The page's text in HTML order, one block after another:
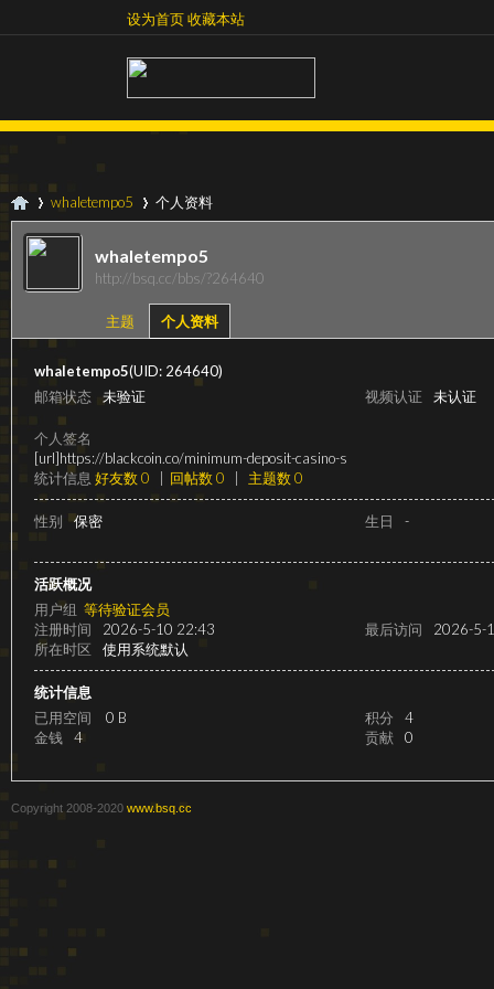
收藏本站设为首页收藏本站
速
›
whaletempo5 个人资料
whaletempo5
http://bsq.cc/bbs/?264640
主题 个人资料
whaletempo5(UID: 264640)
邮箱状态
未验证 视频认证 未认证
个人签名
[url]https://blackcoin.co/minimum-deposit-casino-s
统计信息 好友数 0 回帖数 0 主题数 0
性别 保密 生日 -
活跃概况
用户组 等待验证会员
注册时间
2026-5-10 22:43 最后访问
2026-5-
所在时区
使用系统默认
统计信息
已用空间
0 B 积分
4
金钱
4 贡献 0
Copyright 2008-2020 www.bsq.cc